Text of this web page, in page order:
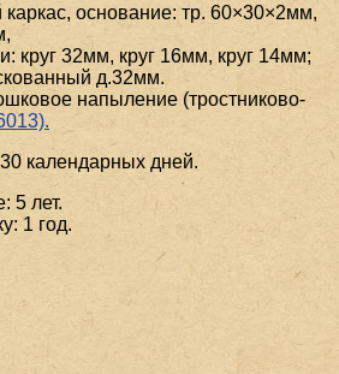
каркас, основание: тр. 60×30×2мм,
круг 32мм, круг 16мм, круг 14мм;
д.32мм.
напыление (тростниково-
календарных дней.
5 лет.
1 год.